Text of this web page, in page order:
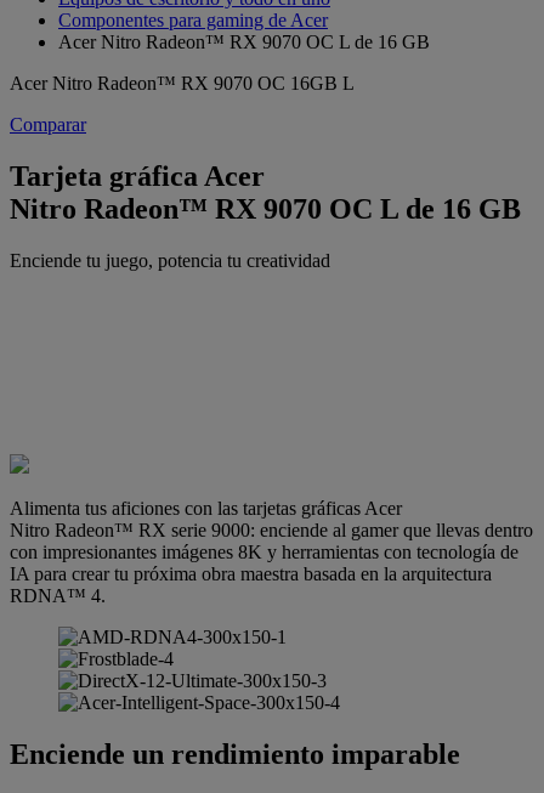
Componentes para gaming de Acer
Acer Nitro Radeon™ RX 9070 OC L de 16 GB
Acer Nitro Radeon™ RX 9070 OC 16GB L
Comparar
Tarjeta gráfica Acer
Nitro Radeon™ RX 9070 OC L de 16 GB
Enciende tu juego, potencia tu creatividad
Alimenta tus aficiones con las tarjetas gráficas Acer
Nitro Radeon™ RX serie 9000: enciende al gamer que llevas dentro
con impresionantes imágenes 8K y herramientas con tecnología de
IA para crear tu próxima obra maestra basada en la arquitectura
RDNA™ 4.
Enciende un rendimiento imparable